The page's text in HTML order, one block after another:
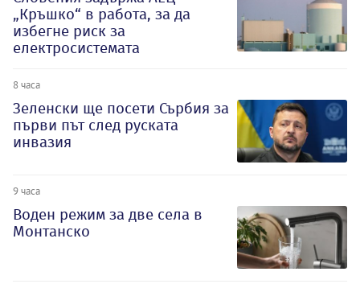
„Кръшко“ в работа, за да
избегне риск за
електросистемата
8 часа
Зеленски ще посети Сърбия за
първи път след руската
инвазия
9 часа
Воден режим за две села в
Монтанско